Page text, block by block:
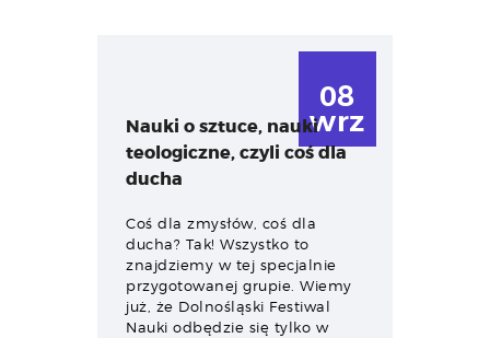
08
wrz
Nauki o sztuce, nauki
teologiczne, czyli coś dla
ducha
Coś dla zmysłów, coś dla
ducha? Tak! Wszystko to
znajdziemy w tej specjalnie
przygotowanej grupie. Wiemy
już, że Dolnośląski Festiwal
Nauki odbędzie się tylko w